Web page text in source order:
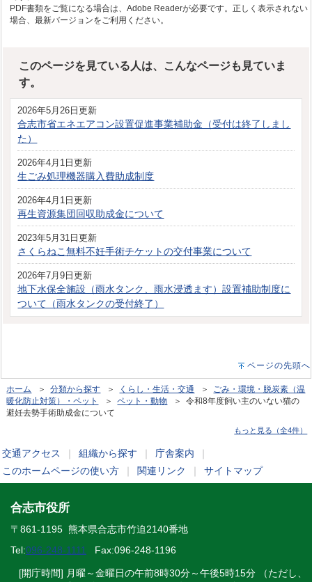
PDF書類をご覧になる場合は、Adobe Readerが必要です。正しく表示されない
場合、最新バージョンをご利用ください。
このページを見ている人は、こんなページも見ていま
す。
2026年5月26日更新
合志市省エネエアコン設置促進事業補助金（受付は終了しまし
た）
2026年4月1日更新
生ごみ処理機器購入費助成制度
2026年4月1日更新
再生資源集団回収助成金について
2023年5月31日更新
さくらねこ無料不妊手術チケットの交付事業について
2026年7月9日更新
地下水保全施設（雨水タンク、雨水浸透ます）設置補助制度に
ついて（雨水タンクの受付終了）
ページの先頭へ
ホーム ＞分類から探す ＞ くらし・生活・交通 ＞ ごみ・環境・脱炭素（温
暖化防止対策）・ペット
＞ペット・動物
＞ 令和8年度飼い主のいない猫の
避妊去勢手術助成金について
もっと見る（全4件）
交通アクセス 組織から探す 庁舎案内
このホームページの使い方
関連リンク サイトマップ
合志市役所
〒861-1195 熊本県合志市竹迫2140番地
Tel:096-248-1111 Fax:096-248-1196
[開庁時間] 月曜～金曜日の午前8時30分～午後5時15分 （ただし、